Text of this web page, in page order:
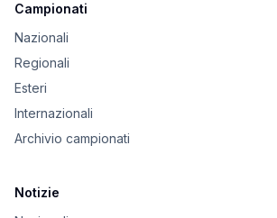
Campionati
Nazionali
Regionali
Esteri
Internazionali
Archivio campionati
Notizie